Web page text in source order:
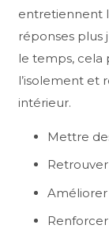
entretiennent
réponses plus
le temps, cela
l’isolement et
intérieur.
Mettre